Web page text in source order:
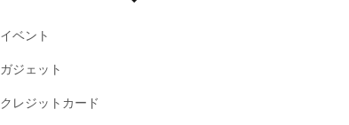
イベント
ガジェット
クレジットカード